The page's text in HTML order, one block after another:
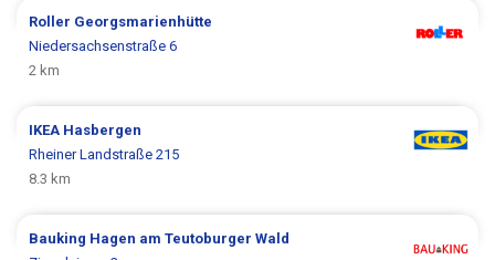
Roller Georgsmarienhütte
Niedersachsenstraße 6
2 km
IKEA Hasbergen
Rheiner Landstraße 215
8.3 km
Bauking Hagen am Teutoburger Wald